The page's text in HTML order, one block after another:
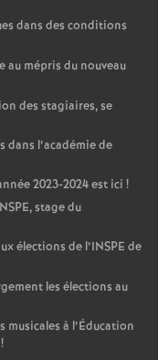
dans des conditions
au mépris du nouveau
des stagiaires, se
dans l’académie de
2023-2024 est ici !
, stage du
élections de l’INSPE de
les élections au
musicales à l’Éducation
!